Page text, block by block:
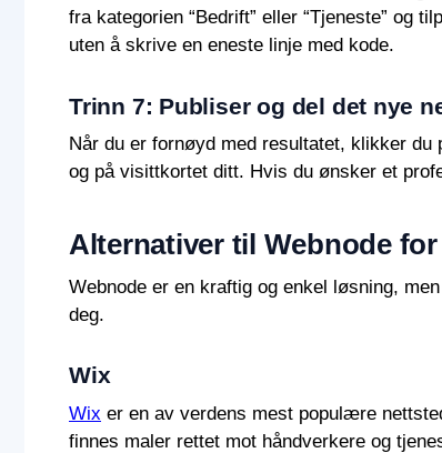
fra kategorien “Bedrift” eller “Tjeneste” og
uten å skrive en eneste linje med kode.
Trinn 7: Publiser og del det nye
Når du er fornøyd med resultatet, klikker du
og på visittkortet ditt. Hvis du ønsker et
Alternativer til Webnode
Webnode er en kraftig og enkel løsning,
deg.
Wix
Wix er en av verdens mest populære
finnes maler rettet mot håndverkere og